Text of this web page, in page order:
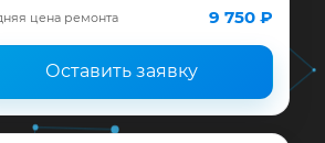
и гарантия до 12 месяцев.
цена ремонта 9 750 ₽
Оставить заявку